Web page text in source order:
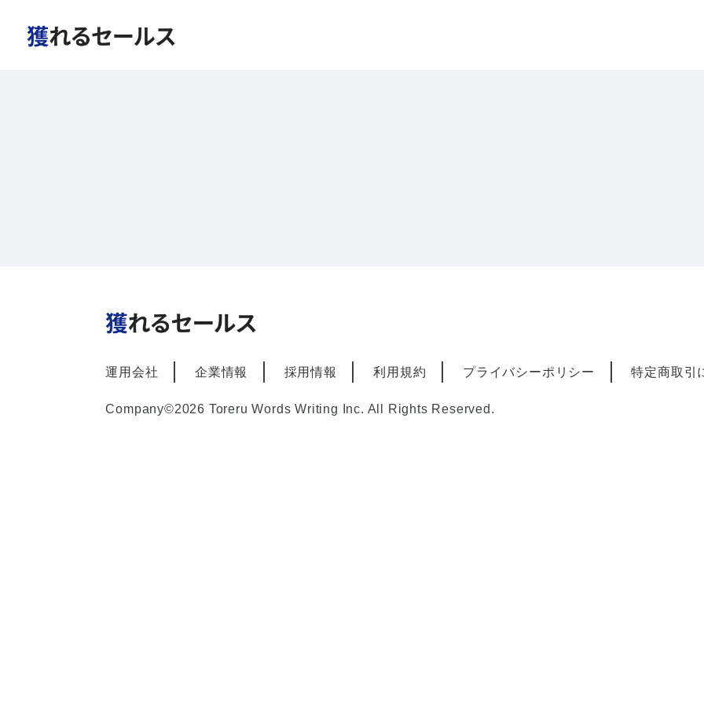
運用会社 企業情報 採用情報 利用規約 プライバシーポリシー 特定商取引
Company©2026 Toreru Words Writing Inc. All Rights Reserved.